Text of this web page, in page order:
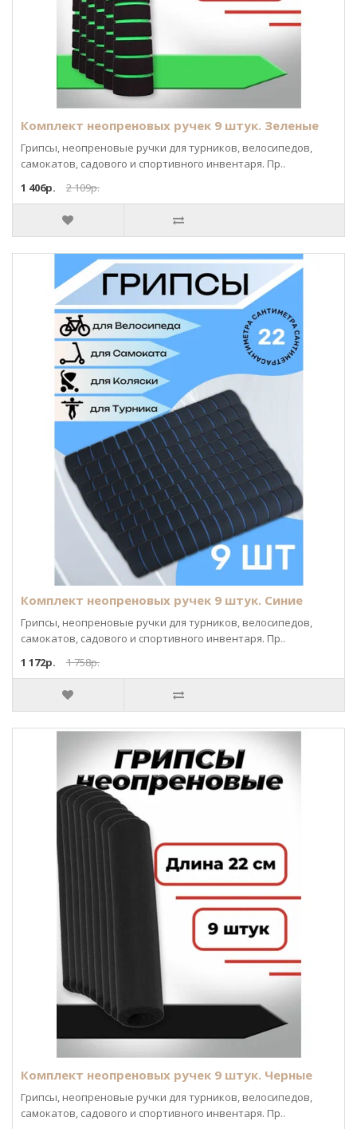
Комплект неопреновых ручек 9 штук. Зеленые
Грипсы, неопреновые ручки для турников, велосипедов,
самокатов, садового и спортивного инвентаря. Пр..
1 406р.
2 109р.
Комплект неопреновых ручек 9 штук. Синие
Грипсы, неопреновые ручки для турников, велосипедов,
самокатов, садового и спортивного инвентаря. Пр..
1 172р.
1 758р.
Комплект неопреновых ручек 9 штук. Черные
Грипсы, неопреновые ручки для турников, велосипедов,
самокатов, садового и спортивного инвентаря. Пр..